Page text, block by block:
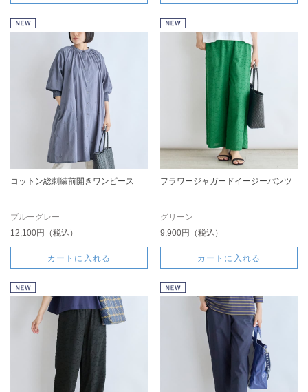
コットン総刺繍前開きワンピース
ブルーグレー
12,100円（税込）
カートに入れる
フラワージャガードイージーパンツ
グリーン
9,900円（税込）
カートに入れる